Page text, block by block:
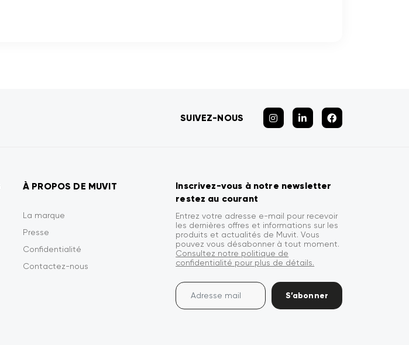
SUIVEZ-NOUS
À PROPOS DE MUVIT
La marque
Presse
Confidentialité
Contactez-nous
Inscrivez-vous à notre newsletter
restez au courant
Entrez votre adresse e-mail pour recevoir
les dernières offres et informations sur les
produits et actualités de Muvit. Vous
pouvez vous désabonner à tout moment.
Consultez notre politique de
confidentialité pour plus de détails.
S’abonner